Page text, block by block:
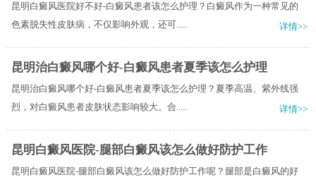
昆明白癜风医院好不好-白癜风患者该怎么护理？白癜风作为一种常见的
色素脱失性皮肤病，不仅影响外观，还可.....
详情>>
昆明治白癜风哪个好-白癜风患者夏季该怎么护理
昆明治白癜风哪个好-白癜风患者夏季该怎么护理？夏季高温、紫外线强
烈，对白癜风患者皮肤状态影响较大。合.....
详情>>
昆明白癜风医院-腿部白癜风该怎么做好防护工作
昆明白癜风医院-腿部白癜风该怎么做好防护工作呢？腿部是白癜风的好